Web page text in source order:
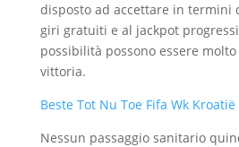
disposto ad accettare in termini
giri gratuiti e al jackpot
possibilità possono essere
vittoria.
Beste Tot Nu Toe Fifa Wk
Nessun passaggio sanitario